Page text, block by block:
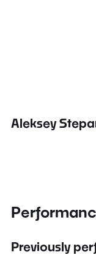
Aleksey
Previously